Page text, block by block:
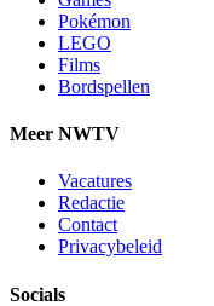
Pokémon
LEGO
Films
Bordspellen
Meer NWTV
Vacatures
Redactie
Contact
Privacybeleid
Socials